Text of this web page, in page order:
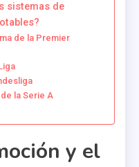
sistemas de
de la Premier
la Serie A
y el